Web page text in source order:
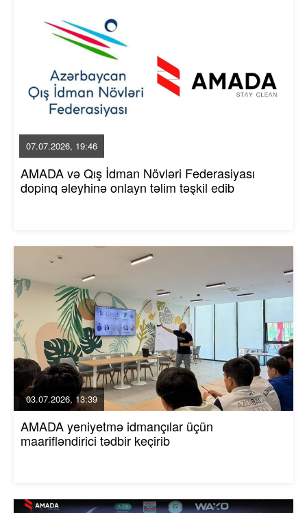
07.07.2026, 19:46
AMADA və Qış İdman Növləri Federasiyası
dopinq əleyhinə onlayn təlim təşkil edib
03.07.2026, 13:39
AMADA yeniyetmə idmançılar üçün
maarifləndirici tədbir keçirib